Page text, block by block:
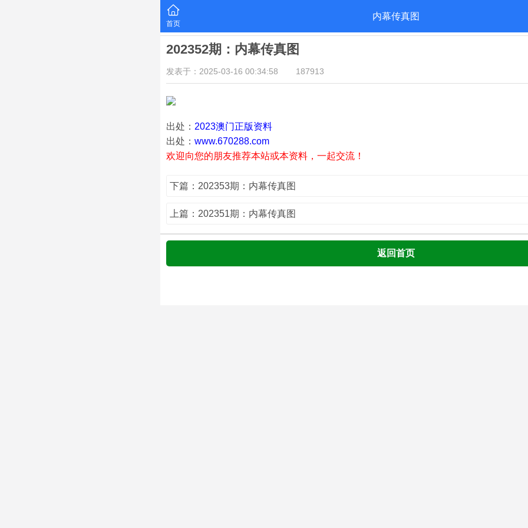
首页
内幕传真图
202352期：内幕传真图
发表于：2025-03-16 00:34:58 187913
出处： 2023澳门正版资料
出处： www.670288.com
欢迎向您的朋友推荐本站或本资料，一起交流！
下篇：202353期：内幕传真图
上篇：202351期：内幕传真图
返回首页